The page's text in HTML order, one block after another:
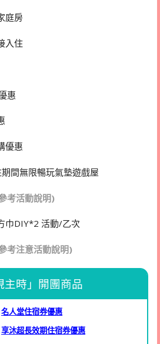
庭房
入住
惠
優惠
間無限暢玩氣墊遊戲屋
考活動說明)
巾DIY*2 活動/乙次
考注意活動說明)
主時」開團商品
名人堂住宿券優惠
享沐超長效期住宿券優惠